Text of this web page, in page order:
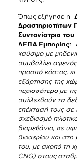
Όπως εξήγησε η
Δραστηριοτήτων
Συντονίστρια
ΔΕΠΑ Εμπορίας:
καύσιμο με
συμβάλλει
προσιτό κόστος,
εξάρτησης της
περισσότερο με
συλλεχθούν τα
επέκτασή τους σε
σχεδιασμό
βιομεθάνιο, σε
βιοαερίου και
του, με σκοπό τη
CNG) στους